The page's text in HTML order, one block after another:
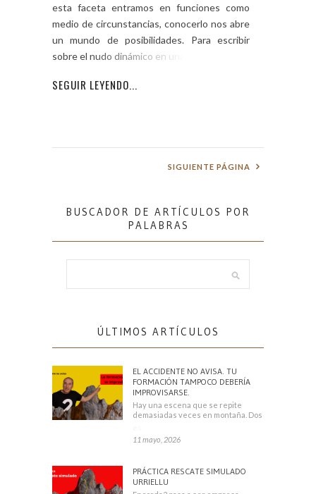
esta faceta entramos en funciones como
medio de circunstancias, conocerlo nos abre
un mundo de posibilidades. Para escribir
sobre el nudo dinámico en una página
SEGUIR LEYENDO...
SIGUIENTE PÁGINA
BUSCADOR DE ARTÍCULOS POR
PALABRAS
ÚLTIMOS ARTÍCULOS
EL ACCIDENTE NO AVISA. TU
FORMACIÓN TAMPOCO DEBERÍA
IMPROVISARSE.
Hay una escena que se repite
demasiadas veces en montaña. Dos
11 mayo, 2026
PRÁCTICA RESCATE SIMULADO
URRIELLU